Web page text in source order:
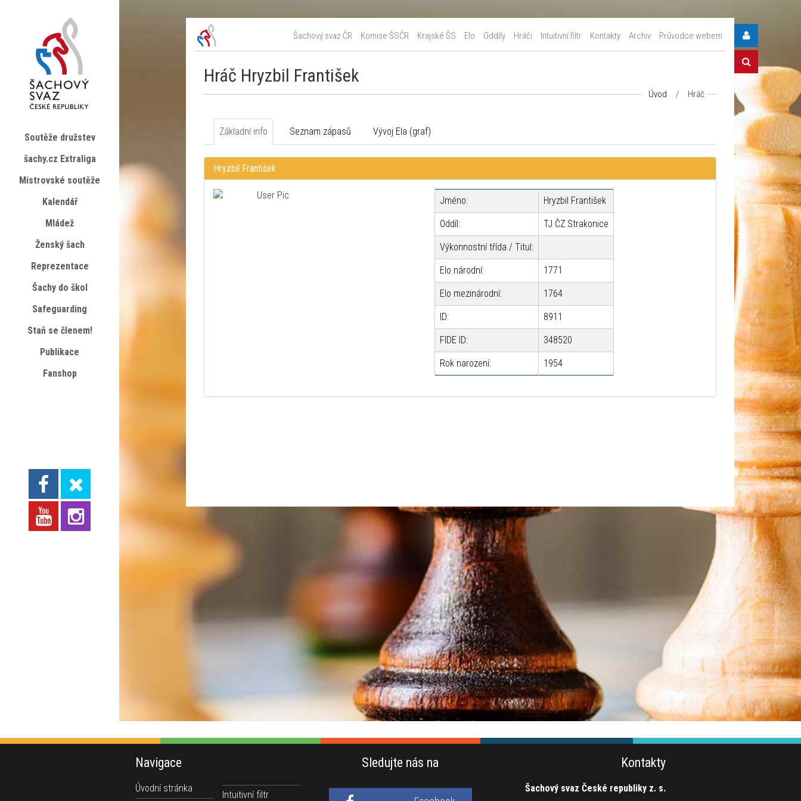
Šachový svaz ČR Komise ŠSČR Krajské ŠS Elo Oddíly Hráči Intuitivní filtr Kontakty Archiv Průvodce webem
Hráč Hryzbil František
Úvod / Hráč
Základní info Seznam zápasů Vývoj Ela (graf)
Hryzbil František
Jméno: Hryzbil František
Oddíl: TJ ČZ Strakonice
Výkonnostní třída / Titul:
Elo národní: 1771
Elo mezinárodní: 1764
ID: 8911
FIDE ID: 348520
Rok narození: 1954
Soutěže družstev
šachy.cz Extraliga
Mistrovské soutěže
Kalendář
Mládež
Ženský šach
Reprezentace
Šachy do škol
Safeguarding
Staň se členem!
Publikace
Fanshop
Navigace
Úvodní stránka
Intuitivní filtr
Sledujte nás na Kontakty
Šachový svaz České republiky z. s.